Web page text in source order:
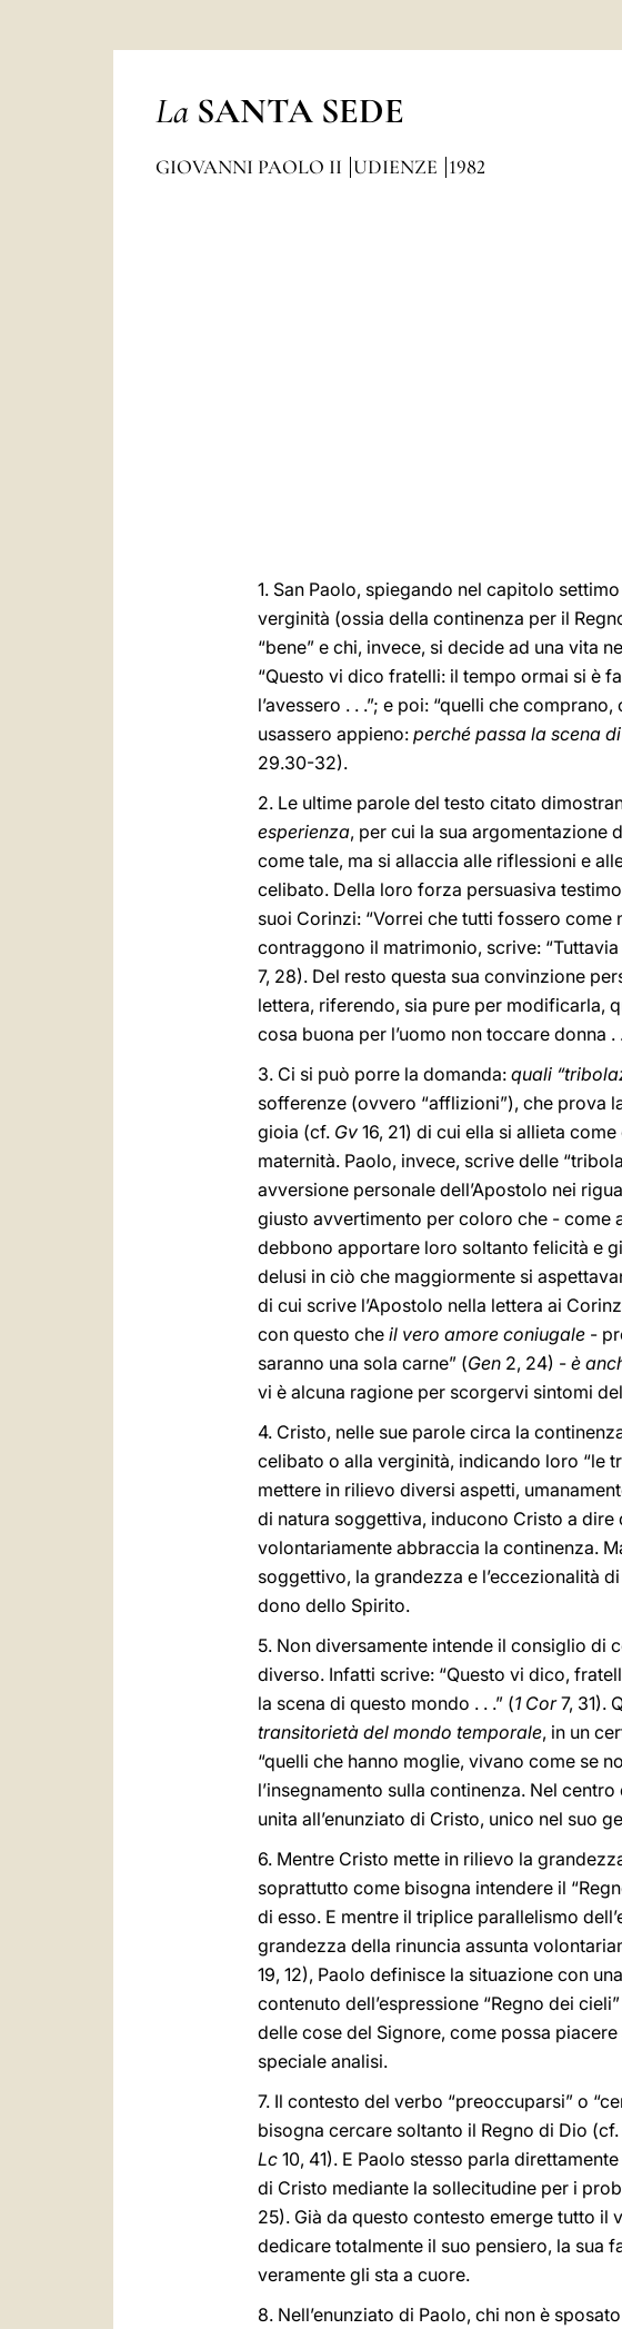
La SANTA SEDE
GIOVANNI PAOLO II UDIENZE 1982
1. San Paolo, spiegando nel capitolo
verginità (ossia della continenza per il
“bene” e chi, invece, si decide ad una vita
“Questo vi dico fratelli: il tempo ormai si è
l’avessero . . .”; e poi: “quelli che
usassero appieno: perché passa la scena
29.30-32).
2. Le ultime parole del testo citato
esperienza, per cui la sua argomentazione
come tale, ma si allaccia alle riflessioni e
celibato. Della loro forza persuasiva
suoi Corinzi: “Vorrei che tutti fossero come
contraggono il matrimonio, scrive:
7, 28). Del resto questa sua convinzione
lettera, riferendo, sia pure per modificarla,
cosa buona per l’uomo non toccare donna .
3. Ci si può porre la domanda: quali
sofferenze (ovvero “afflizioni”), che prova
gioia (cf. Gv 16, 21) di cui ella si allieta
maternità. Paolo, invece, scrive delle
avversione personale dell’Apostolo nei
giusto avvertimento per coloro che - come
debbono apportare loro soltanto felicità e
delusi in ciò che maggiormente si
di cui scrive l’Apostolo nella lettera ai
con questo che il vero amore coniugale -
saranno una sola carne” (Gen 2, 24) - è
vi è alcuna ragione per scorgervi sintomi
4. Cristo, nelle sue parole circa la
celibato o alla verginità, indicando loro “le
mettere in rilievo diversi aspetti,
di natura soggettiva, inducono Cristo a dire
volontariamente abbraccia la continenza.
soggettivo, la grandezza e l’eccezionalità
dono dello Spirito.
5. Non diversamente intende il consiglio di
diverso. Infatti scrive: “Questo vi dico,
la scena di questo mondo . . .” (1 Cor7, 31).
transitorietà del mondo temporale, in un
“quelli che hanno moglie, vivano come se
l’insegnamento sulla continenza. Nel
unita all’enunziato di Cristo, unico nel suo
6. Mentre Cristo mette in rilievo la
soprattutto come bisogna intendere il
di esso. E mentre il triplice parallelismo
grandezza della rinuncia assunta
19, 12), Paolo definisce la situazione con
contenuto dell’espressione “Regno dei
delle cose del Signore, come possa piacere
speciale analisi.
7. Il contesto del verbo “preoccuparsi” o
bisogna cercare soltanto il Regno di Dio (cf.
Lc 10, 41). E Paolo stesso parla
di Cristo mediante la sollecitudine per i
25). Già da questo contesto emerge tutto il
dedicare totalmente il suo pensiero, la sua
veramente gli sta a cuore.
8. Nell’enunziato di Paolo, chi non è